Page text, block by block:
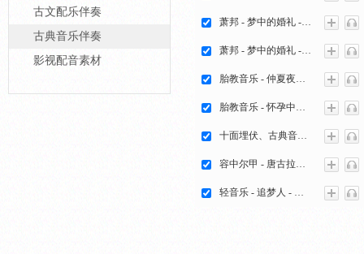
古文配乐伴奏
古典音乐伴奏
影视配音素材
萧邦 - 梦中的婚礼 - 古典音乐 纯钢琴音乐
萧邦 - 梦中的婚礼 - Q 轻音乐 纯古典钢琴音乐
胎教音乐 - 仲夏夜之梦儿童古典乐
胎教音乐 - 怀孕中期 - 古典音乐 李斯特爱之梦
十面埋伏、古典音乐 - 吉他
容中尔甲 - 唐古拉风 - 索呀里乐
轻音乐 - 追梦人 - 古 筝